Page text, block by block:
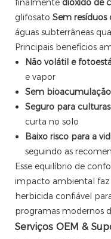
finalmente dióxido de
glifosato Sem
águas subterrâneas
Principais benefícios
Não volátil e
e vapor
Sem bioacumulação
Seguro para
curta no solo
Baixo risco para a
seguindo as
Esse equilíbrio de
impacto ambiental faz
herbicida confiável
programas modernos
Serviços OEM &